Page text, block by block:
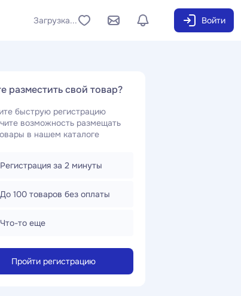
Загрузка... Войти
разместить свой товар?
быструю регистрацию
возможность размещать
в нашем каталоге
Регистрация за 2 минуты
До 100 товаров без оплаты
Что-то еще
Пройти регистрацию